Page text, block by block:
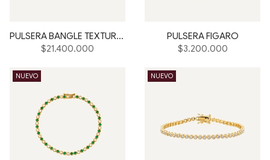
PULSERA BANGLE TEXTURA 3 PIEDRAS
Precio
$21.400.000
PULSERA FIGARO
Precio
$3.200.000
NUEVO NUEVO